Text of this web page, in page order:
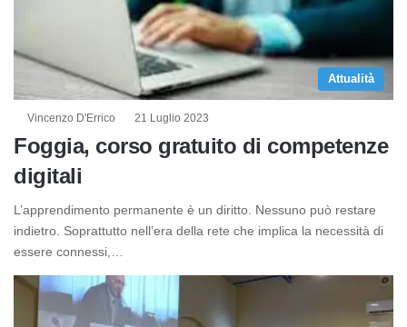
Attualità
Vincenzo D'Errico 21 Luglio 2023
Foggia, corso gratuito di competenze
digitali
L’apprendimento permanente è un diritto. Nessuno può restare
indietro. Soprattutto nell’era della rete che implica la necessità di
essere connessi,…